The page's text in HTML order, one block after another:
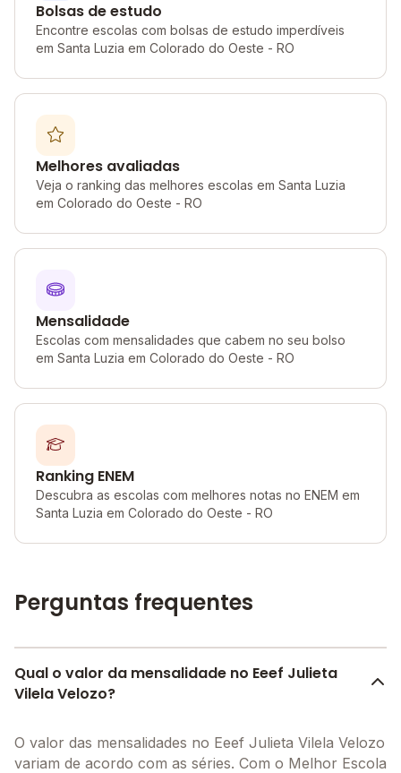
Bolsas de estudo
Encontre escolas com bolsas de estudo imperdíveis
em Santa Luzia em Colorado do Oeste - RO
Melhores avaliadas
Veja o ranking das melhores escolas em Santa Luzia
em Colorado do Oeste - RO
Mensalidade
Escolas com mensalidades que cabem no seu bolso
em Santa Luzia em Colorado do Oeste - RO
Ranking ENEM
Descubra as escolas com melhores notas no ENEM em
Santa Luzia em Colorado do Oeste - RO
Perguntas frequentes
Qual o valor da mensalidade no Eeef Julieta
Vilela Velozo?
O valor das mensalidades no Eeef Julieta Vilela Velozo
variam de acordo com as séries. Com o Melhor Escola